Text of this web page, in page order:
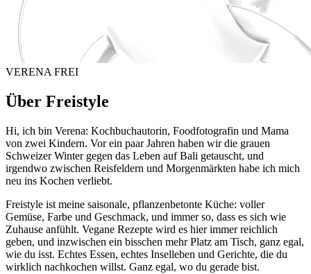
VERENA FREI
Über Freistyle
Hi, ich bin Verena: Kochbuchautorin, Foodfotografin und Mama
von zwei Kindern. Vor ein paar Jahren haben wir die grauen
Schweizer Winter gegen das Leben auf Bali getauscht, und
irgendwo zwischen Reisfeldern und Morgenmärkten habe ich mich
neu ins Kochen verliebt.
Freistyle ist meine saisonale, pflanzenbetonte Küche: voller
Gemüse, Farbe und Geschmack, und immer so, dass es sich wie
Zuhause anfühlt. Vegane Rezepte wird es hier immer reichlich
geben, und inzwischen ein bisschen mehr Platz am Tisch, ganz egal,
wie du isst. Echtes Essen, echtes Inselleben und Gerichte, die du
wirklich nachkochen willst. Ganz egal, wo du gerade bist.